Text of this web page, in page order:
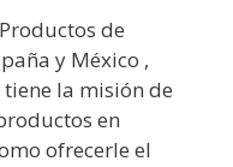
de
y México ,
la misión de
en
ofrecerle el